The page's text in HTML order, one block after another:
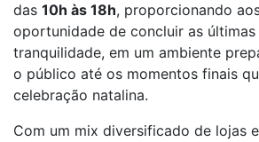
das 10h às 18h, proporcionando
oportunidade de concluir as
tranquilidade, em um ambiente
o público até os momentos finais
celebração natalina.
Com um mix diversificado de lojas